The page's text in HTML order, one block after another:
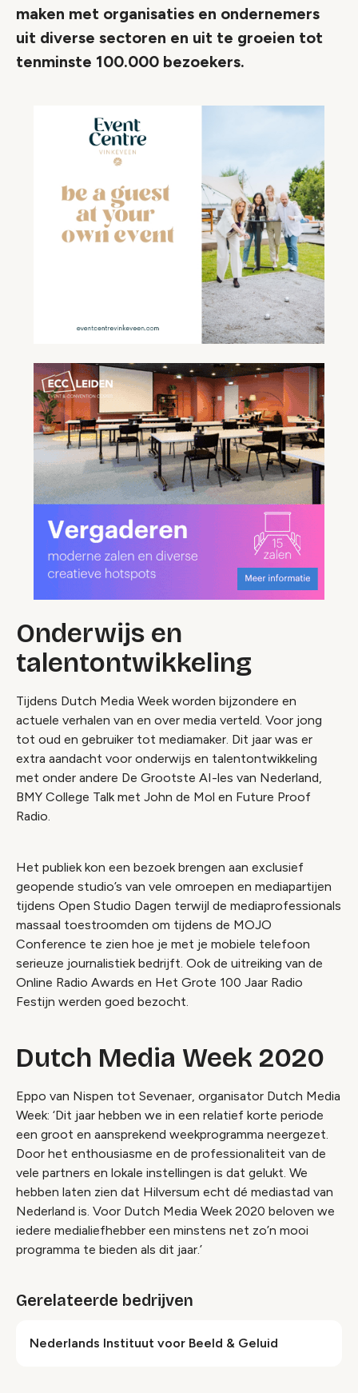
maken met organisaties en ondernemers
uit diverse sectoren en uit te groeien tot
tenminste 100.000 bezoekers.
Onderwijs en
talentontwikkeling
Tijdens Dutch Media Week worden bijzondere en
actuele verhalen van en over media verteld. Voor jong
tot oud en gebruiker tot mediamaker. Dit jaar was er
extra aandacht voor onderwijs en talentontwikkeling
met onder andere De Grootste AI-les van Nederland,
BMY College Talk met John de Mol en Future Proof
Radio.
Het publiek kon een bezoek brengen aan exclusief
geopende studio’s van vele omroepen en mediapartijen
tijdens Open Studio Dagen terwijl de mediaprofessionals
massaal toestroomden om tijdens de MOJO
Conference te zien hoe je met je mobiele telefoon
serieuze journalistiek bedrijft. Ook de uitreiking van de
Online Radio Awards en Het Grote 100 Jaar Radio
Festijn werden goed bezocht.
Dutch Media Week 2020
Eppo van Nispen tot Sevenaer, organisator Dutch Media
Week: ‘Dit jaar hebben we in een relatief korte periode
een groot en aansprekend weekprogramma neergezet.
Door het enthousiasme en de professionaliteit van de
vele partners en lokale instellingen is dat gelukt. We
hebben laten zien dat Hilversum echt dé mediastad van
Nederland is. Voor Dutch Media Week 2020 beloven we
iedere medialiefhebber een minstens net zo’n mooi
programma te bieden als dit jaar.’
Gerelateerde bedrijven
Nederlands Instituut voor Beeld & Geluid